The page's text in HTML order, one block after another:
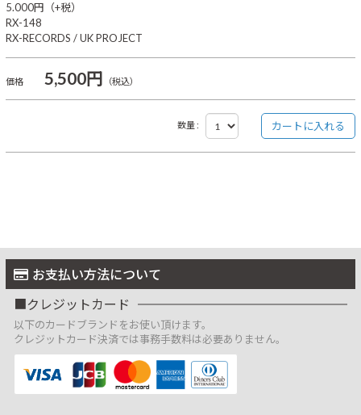
5.000円（+税）
RX-148
RX-RECORDS / UK PROJECT
価格 5,500円 （税込）
数量 :
お支払い方法について
クレジットカード
以下のカードブランドをお使い頂けます。
クレジットカード決済では事務手数料は必要ありません。